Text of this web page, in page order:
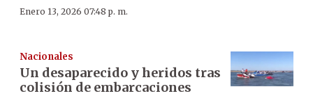
Enero 13, 2026 07:48 p. m.
Nacionales
Un desaparecido y heridos tras
colisión de embarcaciones